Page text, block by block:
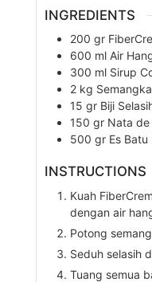
INGREDIENTS
200 gr
600 ml Air
300 ml Sirup
2 kg Semangka
15 gr Biji
150 gr Nata de
500 gr Es Batu
INSTRUCTIONS
Kuah
dengan air
Potong
Seduh selasih
Tuang semua